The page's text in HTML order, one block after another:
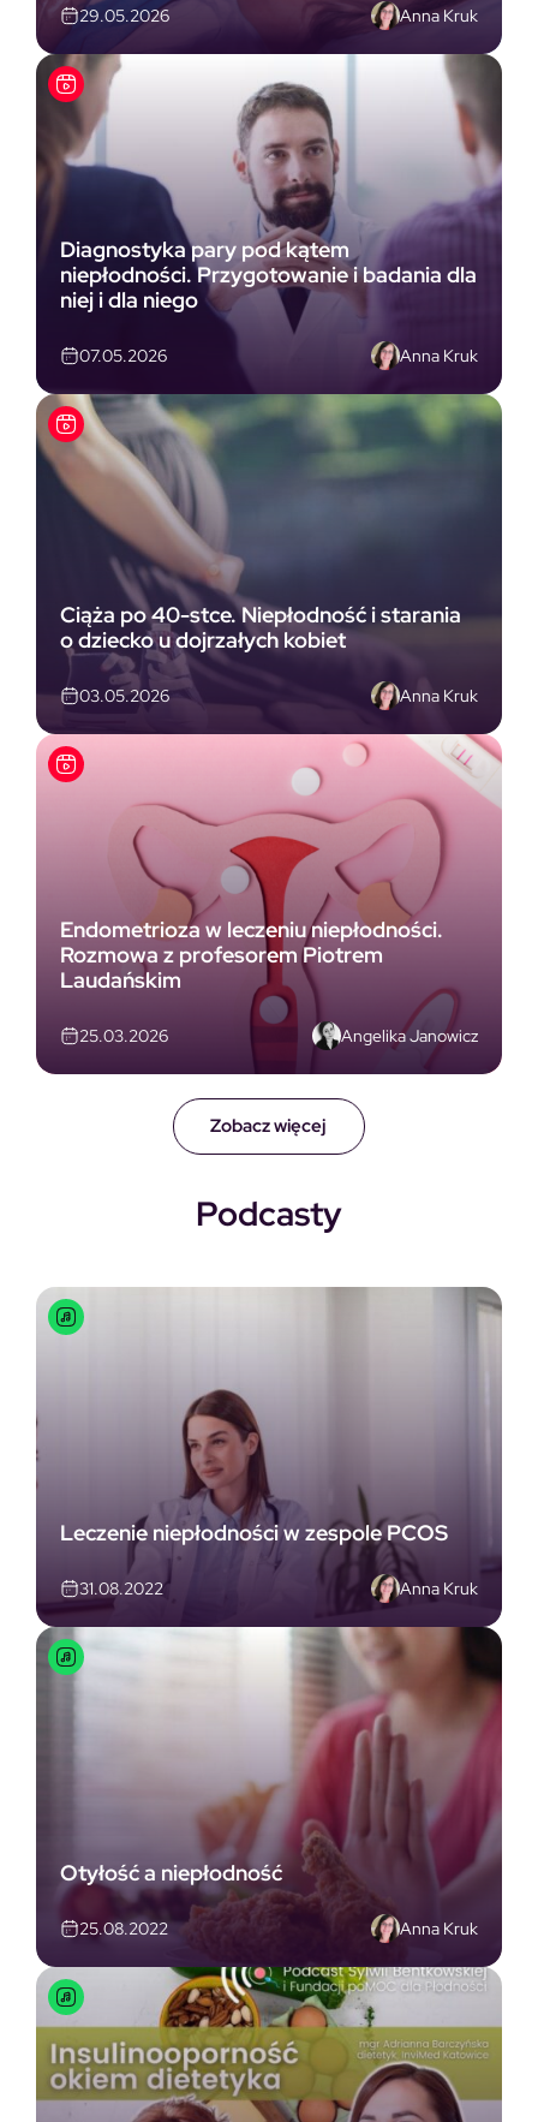
Zobacz więcej
29.05.2026 Anna Kruk
Diagnostyka pary pod kątem
niepłodności. Przygotowanie i badania dla
niej i dla niego
07.05.2026 Anna Kruk
Ciąża po 40-stce. Niepłodność i starania
o dziecko u dojrzałych kobiet
03.05.2026 Anna Kruk
Endometrioza w leczeniu niepłodności.
Rozmowa z profesorem Piotrem
Laudańskim
25.03.2026 Angelika Janowicz
Podcasty
Leczenie niepłodności w zespole PCOS
31.08.2022 Anna Kruk
Otyłość a niepłodność
25.08.2022 Anna Kruk